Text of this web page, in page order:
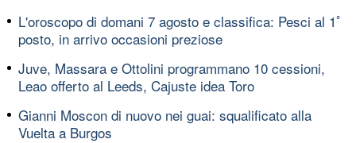
L'oroscopo di domani 7 agosto e classifica: Pesci al 1ﾟ
posto, in arrivo occasioni preziose
Juve, Massara e Ottolini programmano 10 cessioni,
Leao offerto al Leeds, Cajuste idea Toro
Gianni Moscon di nuovo nei guai: squalificato alla
Vuelta a Burgos